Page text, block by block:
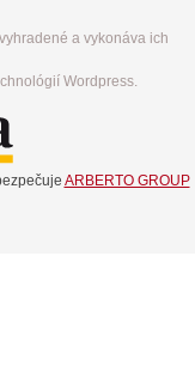
a vykonáva ich
Wordpress.
ARBERTO GROUP